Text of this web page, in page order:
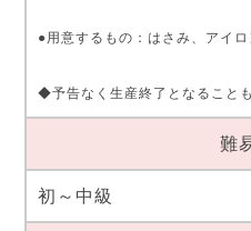
●用意するもの：はさみ、アイロ
◆予告なく生産終了となること
難
初～中級